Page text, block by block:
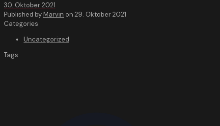
30. Oktober 2021
Published by Marvin on 29. Oktober 2021
Categories
Uncategorized
Tags